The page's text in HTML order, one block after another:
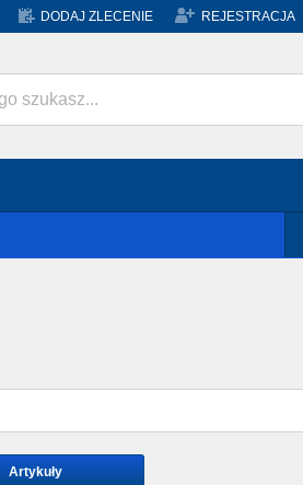
DODAJ ZLECENIE REJESTRACJA
Artykuły